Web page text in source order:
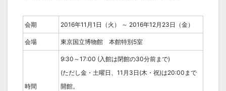
会期 2016年11月1日（火） ～ 2016年12月23日（金）
会場 東京国立博物館 本館特別5室
時間
9:30～17:00 (入館は閉館の30分前まで)
(ただし金・土曜日、11月3日(木・祝)は20:00まで
開館。